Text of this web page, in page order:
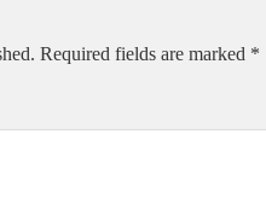
Required fields are marked *